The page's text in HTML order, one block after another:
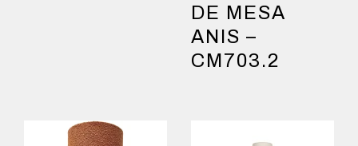
DE MESA
ANIS –
CM703.2